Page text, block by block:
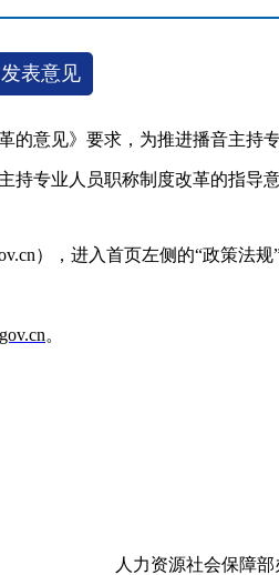
发表意见
的意见》要求，为推进播音主持
持专业人员职称制度改革的指导
），进入首页左侧的“政策法
。
人力资源社会保障